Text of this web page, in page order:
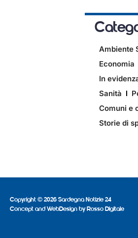
Ambiente
Economia
In
Sanità
Comuni e
Storie di
Copyright © 2026 Sardegna Notizie 24
Concept and WebDesign by Rosso Digitale